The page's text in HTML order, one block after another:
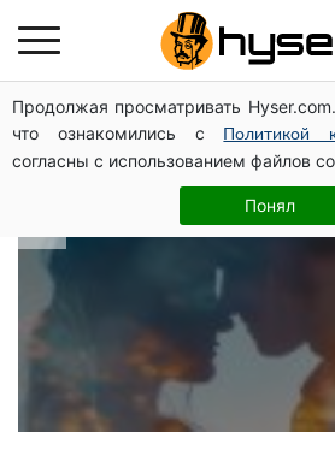
Продолжая просматривать
что ознакомились с
Политикой
согласны с использованием файлов
Понял
В які дати народжуються
чоловіки: краще одразу
щоб потім не страждати